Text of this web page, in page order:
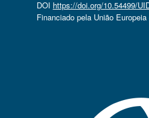
DOI https://doi.org/10.54499/
Financiado pela União